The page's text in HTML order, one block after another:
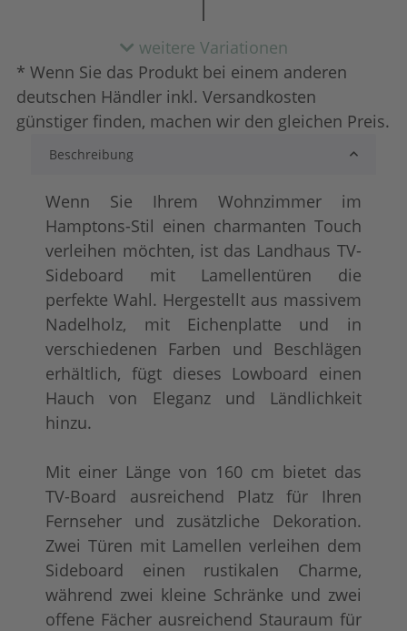
lackiert
+ 120,00 € shabby chic /
tief gebürstet
+ 251,00 € Konfigurator
+ 167,00 €
weitere Variationen
* Wenn Sie das Produkt bei einem anderen
deutschen Händler inkl. Versandkosten
günstiger finden, machen wir den gleichen Preis.
Beschreibung
Wenn Sie Ihrem Wohnzimmer im
Hamptons-Stil einen charmanten Touch
verleihen möchten, ist das Landhaus TV-
Sideboard mit Lamellentüren die
perfekte Wahl. Hergestellt aus massivem
Nadelholz, mit Eichenplatte und in
verschiedenen Farben und Beschlägen
erhältlich, fügt dieses Lowboard einen
Hauch von Eleganz und Ländlichkeit
hinzu.
Mit einer Länge von 160 cm bietet das
TV-Board ausreichend Platz für Ihren
Fernseher und zusätzliche Dekoration.
Zwei Türen mit Lamellen verleihen dem
Sideboard einen rustikalen Charme,
während zwei kleine Schränke und zwei
offene Fächer ausreichend Stauraum für